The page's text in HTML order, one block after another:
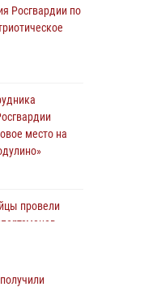
Росгвардии по
место на
провели
в